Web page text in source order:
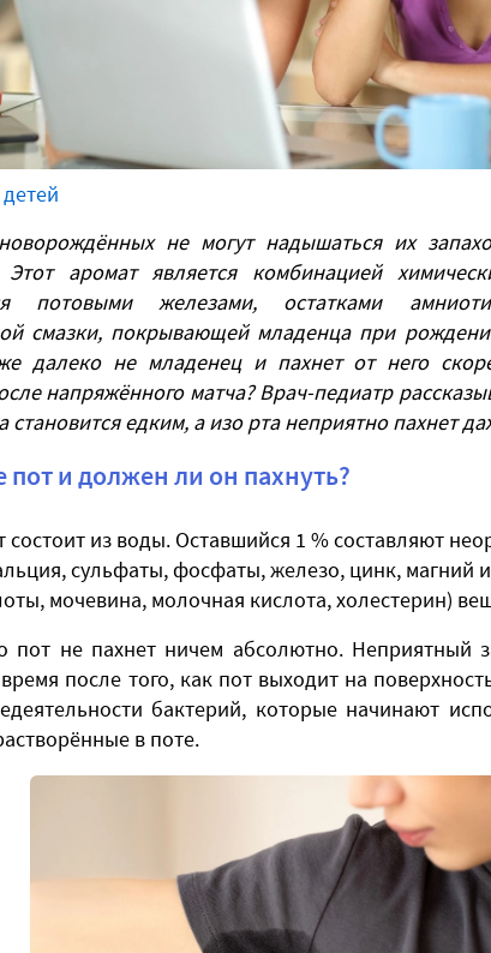
не могут надышаться их
Этот ароматявляется комбинацией
потовыми железами, остатками
смазки, покрывающей младенца при
далеко не младенец и пахнет от него
напряжённого матча? Врач-педиатр
становится едким, а изо рта неприятно пахнет
пот и должен ли он пахнуть?
состоит из воды. Оставшийся 1 % составляют
сульфаты, фосфаты, железо, цинк, магний
мочевина, молочная кислота, холестерин)
пот не пахнет ничем абсолютно. Неприятный
после того, как пот выходит на
бактерий, которые начинают
в поте.